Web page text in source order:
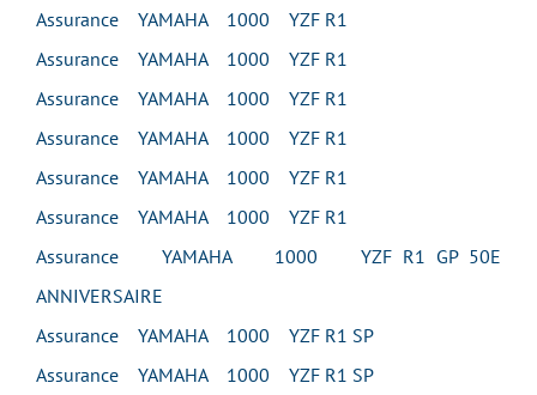
Assurance YAMAHA 1000 YZF R1
Assurance YAMAHA 1000 YZF R1
Assurance YAMAHA 1000 YZF R1
Assurance YAMAHA 1000 YZF R1
Assurance YAMAHA 1000 YZF R1
Assurance YAMAHA 1000 YZF R1
Assurance YAMAHA 1000 YZF R1 GP 50E
ANNIVERSAIRE
Assurance YAMAHA 1000 YZF R1 SP
Assurance YAMAHA 1000 YZF R1 SP